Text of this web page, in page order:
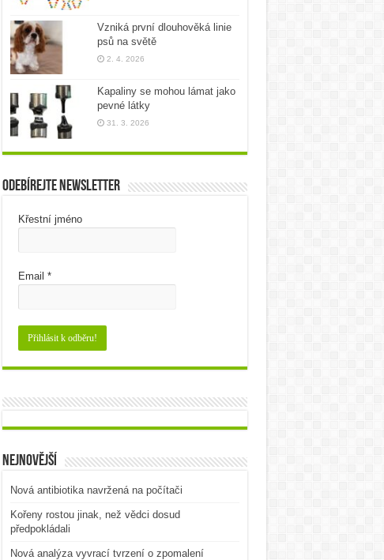
Vzniká první dlouhověká linie
psů na světě
2. 4. 2026
Kapaliny se mohou lámat jako
pevné látky
31. 3. 2026
Odebírejte newsletter
Křestní jméno
Email *
Nejnovější
Nová antibiotika navržená na počítači
Kořeny rostou jinak, než vědci dosud
předpokládali
Nová analýza vyvrací tvrzení o zpomalení